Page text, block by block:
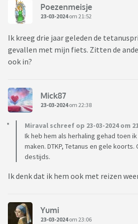
Poezenmeisje
23-03-2024om 21:52
Ik kreeg drie jaar geleden de
gevallen met mijn fiets. Zitten de
ook in?
Mick87
23-03-2024om 22:38
Miraval schreef op 23-03-2024 om
Ik heb hem als herhaling gehad toen
maken. DTKP, Tetanus en gele koorts.
destijds.
Ik denk dat ik hem ook met reizen
Yumi
23-03-2024om 23:06